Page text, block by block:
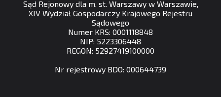
Sąd Rejonowy dla m. st. Warszawy w Warszawie,
XIV Wydział Gospodarczy Krajowego Rejestru
Sądowego
Numer KRS: 0001118848
NIP: 5223306448
REGON: 52927419100000
Nr rejestrowy BDO: 000644739